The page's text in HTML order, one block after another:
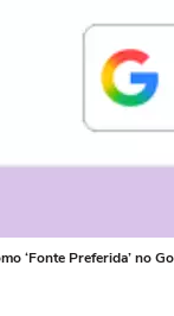
‘Fonte Preferida’ no